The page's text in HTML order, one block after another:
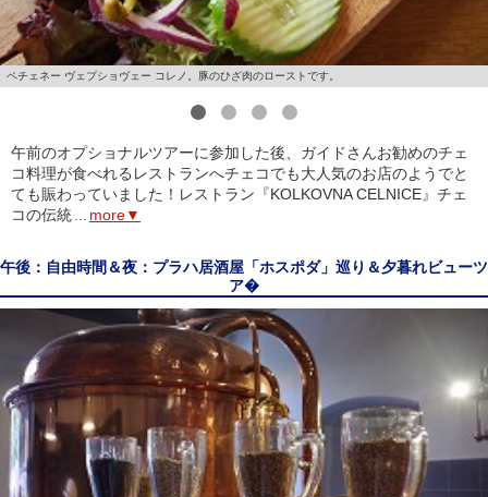
ペチェネー ヴェプショヴェー コレノ。豚のひざ肉のローストです。
午前のオプショナルツアーに参加した後、ガイドさんお勧めのチェ
コ料理が食べれるレストランへチェコでも大人気のお店のようでと
ても賑わっていました！レストラン『KOLKOVNA CELNICE』チェ
コの伝統
more▼
午後：自由時間＆夜：プラハ居酒屋「ホスポダ」巡り＆夕暮れビューツ
ア�